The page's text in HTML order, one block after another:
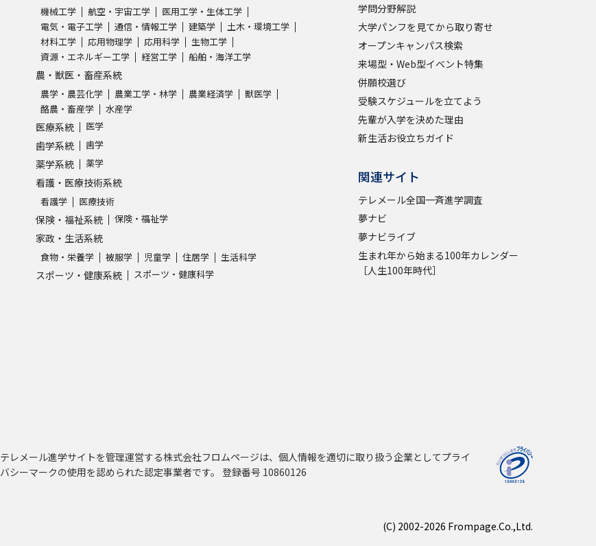
機械工学 航空・宇宙工学
医用工学・生体工学
電気・電子工学
通信・情報工学 建築学
土木・環境工学
材料工学
応用物理学 応用科学
生物工学
資源・エネルギー工学
経営工学 船舶・海洋工学
農・獣医・畜産系統
農学・農芸化学 農業工学・林学 農業経済学
獣医学
酪農・畜産学
水産学
医療系統 医学
歯学系統 歯学
薬学系統 薬学
看護・医療技術系統
看護学 医療技術
保険・福祉系統 保険・福祉学
家政・生活系統
食物・栄養学 被服学 児童学 住居学 生活科学
スポーツ・健康系統 スポーツ・健康科学
学問分野解説
大学パンフを見てから取り寄せ
オープンキャンパス検索
来場型・Web型イベント特集
併願校選び
受験スケジュールを立てよう
先輩が入学を決めた理由
新生活お役立ちガイド
関連サイト
テレメール全国一斉進学調査
夢ナビ
夢ナビライブ
生まれ年から始まる100年カレンダー
［人生100年時代］
テレメール進学サイトを管理運営する株式会社フロムページは、個人情報を適切に取り扱う企業としてプライ
バシーマークの使用を認められた認定事業者です。 登録番号 10860126
(C) 2002-2026 Frompage.Co.,Ltd.